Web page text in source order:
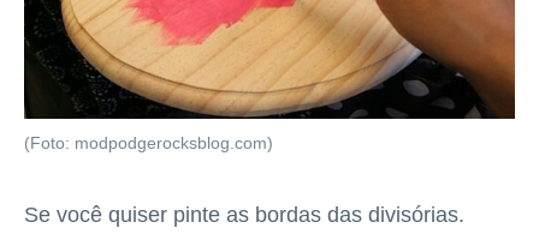
(Foto: modpodgerocksblog.com)
Se você quiser pinte as bordas das divisórias.